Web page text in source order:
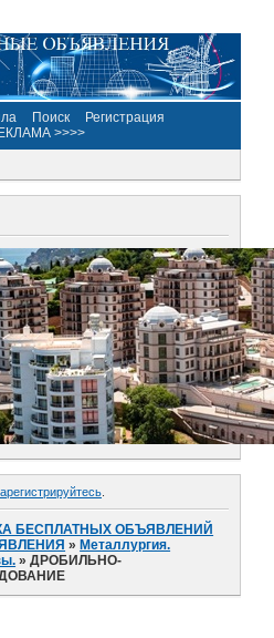
Поиск
Регистрация
>>>>
БЕСПЛАТНЫХ ОБЪЯВЛЕНИЙ
»Металлургия.
»ДРОБИЛЬНО-